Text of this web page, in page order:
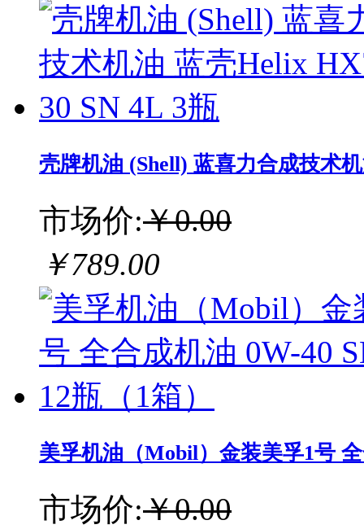
壳牌机油 (Shell) 蓝喜力合成技术
市场价:￥0.00
￥789.00
美孚机油（Mobil）金装美孚1号
市场价:￥0.00